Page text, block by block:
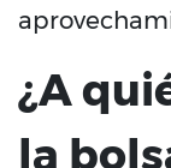
¿A
la